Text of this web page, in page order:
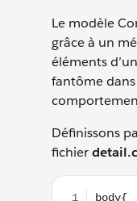
Le modèle
grâce à un
éléments
fantôme
Définissons
fichier